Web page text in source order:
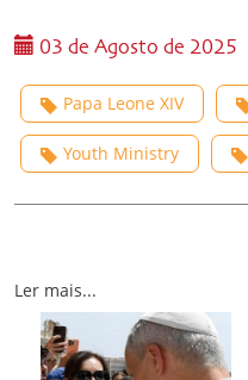
03 de Agosto de 2025
Papa Leone XIV
Youth Ministry
Ler mais...